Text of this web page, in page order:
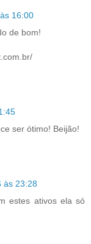
16:00
de bom!
ser ótimo! Beijão!
às 23:28
estes ativos ela só